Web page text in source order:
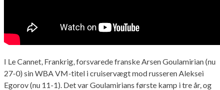
I Le Cannet, Frankrig, forsvarede franske Arsen Goulamirian (nu
27-0) sin WBA VM-titel i cruiservægt mod russeren Aleksei
Egorov (nu 11-1). Det var Goulamirians første kamp i tre år, og